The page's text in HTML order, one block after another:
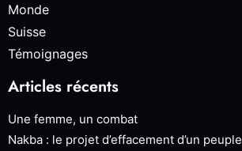
Monde
Suisse
Témoignages
Articles récents
Une femme, un combat
Nakba : le projet d’effacement d’un peuple